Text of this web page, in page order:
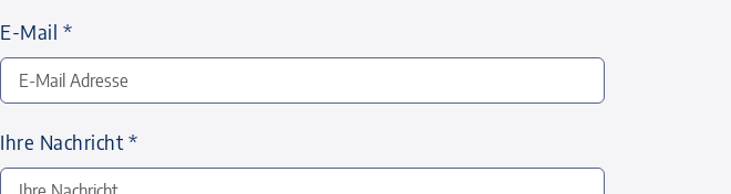
E-Mail *
Ihre Nachricht *